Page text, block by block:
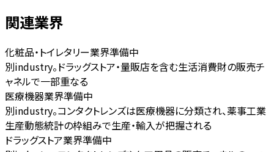
関連業界
化粧品・トイレタリー業界準備中
別industry。ドラッグストア・量販店を含む生活消費財の販売チ
ャネルで一部重なる
医療機器業界準備中
別industry。コンタクトレンズは医療機器に分類され、薬事工業
生産動態統計の枠組みで生産・輸入が把握される
ドラッグストア業界準備中